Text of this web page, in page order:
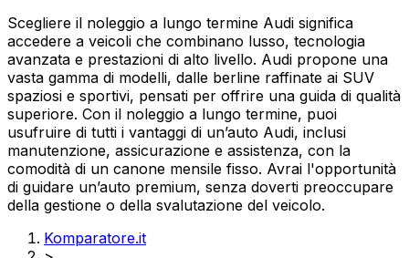
Scegliere il noleggio a lungo termine Audi significa
accedere a veicoli che combinano lusso, tecnologia
avanzata e prestazioni di alto livello. Audi propone una
vasta gamma di modelli, dalle berline raffinate ai SUV
spaziosi e sportivi, pensati per offrire una guida di qualità
superiore. Con il noleggio a lungo termine, puoi
usufruire di tutti i vantaggi di un’auto Audi, inclusi
manutenzione, assicurazione e assistenza, con la
comodità di un canone mensile fisso. Avrai l'opportunità
di guidare un’auto premium, senza doverti preoccupare
della gestione o della svalutazione del veicolo.
Komparatore.it